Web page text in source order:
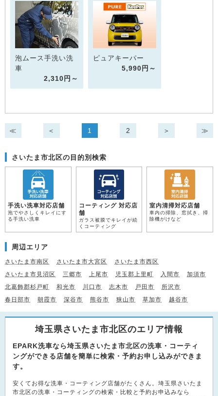
泡ムース手洗い洗
車
2,310円～
ピュアキーパー
5,990円～
≪ ＜ 1 2 ＞ ≫
さいたま市北区の目的別検索
手洗い洗車対応店舗
泡でやさしくキレイにす
る手洗い洗車
コーティング 対応店
舗
ガラス被膜でキレイが続
くコーティング
室内清掃対応店舗
車内の掃除、窓拭き、掃
除機がけなど
周辺エリア
さいたま市南区 さいたま市大宮区
さいたま市西区
さいたま市見沼区
三郷市 上尾市 児玉郡上里町 入間市
加須市
北葛飾郡杉戸町
和光市 川口市 志木市 戸田市
所沢市
春日部市
朝霞市 深谷市 熊谷市 狭山市 草加市 越谷市
埼玉県さいたま市北区のエリア情報
EPARK洗車なら埼玉県さいたま市北区の洗車・コーティ
ングができる店舗を簡単に検索・予約お申し込みができま
す。
安くてお得な洗車・コーティング店舗がたくさん。埼玉県さいたま
市北区の洗車・コーティングの検索・比較と予約お申込みなら